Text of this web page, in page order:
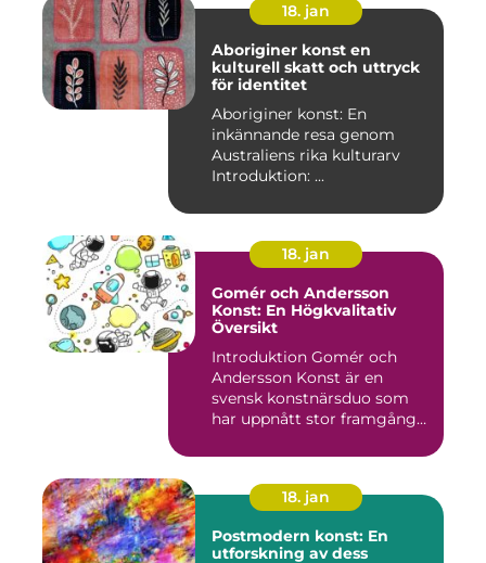
18. jan
Aboriginer konst en
kulturell skatt och uttryck
för identitet
Aboriginer konst: En
inkännande resa genom
Australiens rika kulturarv
Introduktion: ...
18. jan
Gomér och Andersson
Konst: En Högkvalitativ
Översikt
Introduktion Gomér och
Andersson Konst är en
svensk konstnärsduo som
har uppnått stor framgång
18. jan
Postmodern konst: En
utforskning av dess